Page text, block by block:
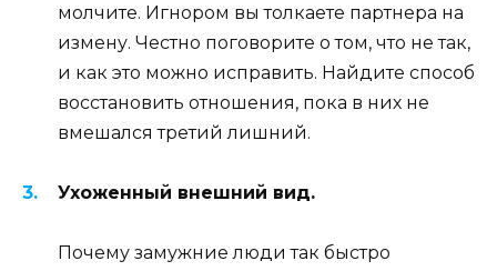
молчите. Игнором вы толкаете партнера на
измену. Честно поговорите о том, что не так,
и как это можно исправить. Найдите способ
восстановить отношения, пока в них не
вмешался третий лишний.
Ухоженный внешний вид.
Почему замужние люди так быстро